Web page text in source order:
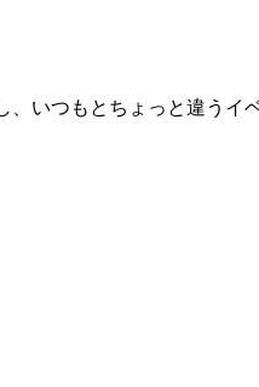
いつもとちょっと違うイ